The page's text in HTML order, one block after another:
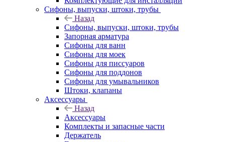
Сифоны, выпуски, штоки, трубы
Назад
Сифоны, выпуски, штоки, трубы
Запорная арматура
Сифоны для ванн
Сифоны для моек
Сифоны для писсуаров
Сифоны для поддонов
Сифоны для умывальников
Штоки, клапаны
Аксессуары
Назад
Аксессуары
Комплекты и запасные части
Держатель